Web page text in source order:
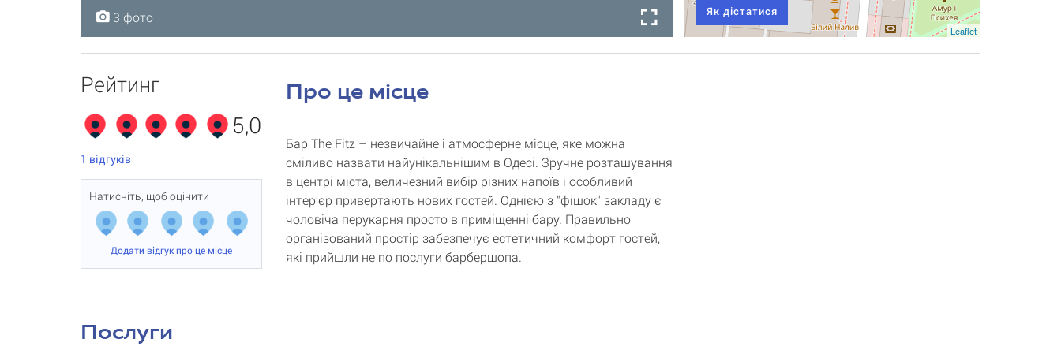
3 фото
3 фото
3 фото
Leaflet
Як дістатися
Рейтинг
5,0
1 відгуків
Натисніть, щоб оцінити
Додати відгук про це місце
Про це місце
Бар The Fitz – незвичайне і атмосферне місце, яке можна
сміливо назвати найунікальнішим в Одесі. Зручне розташування
в центрі міста, величезний вибір різних напоїв і особливий
інтер’єр привертають нових гостей. Однією з "фішок" закладу є
чоловіча перукарня просто в приміщенні бару. Правильно
організований простір забезпечує естетичний комфорт гостей,
які прийшли не по послуги барбершопа.
Послуги